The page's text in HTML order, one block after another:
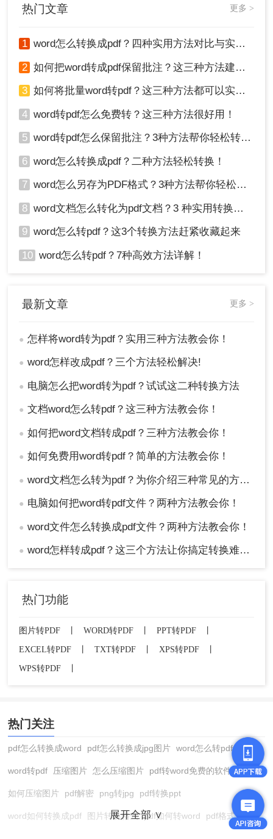
你可以根据自己的需求和实际情况进行权衡。另
信誉良好的软件或网站进行Word转PDF操作。
大家应该也很容易掌握，希望能帮助到大家，觉得
不错的话也可以推荐给更多人哦。
热门文章 更多 >
1 word怎么转换成pdf？四种实用方法对比与实操指南（附详细表格）！
2 如何把word转成pdf保留批注？这三种方法建议收藏！
3 如何将批量word转pdf？这三种方法都可以实现批量转换
4 word转pdf怎么免费转？这三种方法很好用！
5 word转pdf怎么保留批注？3种方法帮你轻松转换！
6 word怎么转换成pdf？二种方法轻松转换！
7 word怎么另存为PDF格式？3种方法帮你轻松转换!
8 word文档怎么转化为pdf文档？3 种实用转换方法，完美保留原文档格式！
9 word怎么转pdf？这3个转换方法赶紧收藏起来
10 word怎么转pdf？7种高效方法详解！
最新文章 更多 >
● 怎样将word转为pdf？实用三种方法教会你！
● word怎样改成pdf？三个方法轻松解决!
● 电脑怎么把word转为pdf？试试这二种转换方法
● 文档word怎么转pdf？这三种方法教会你！
● 如何把word文档转成pdf？三种方法教会你！
● 如何免费用word转pdf？简单的方法教会你！
● word文档怎么转为pdf？为你介绍三种常见的方法！
● 电脑如何把word转pdf文件？两种方法教会你！
● word文件怎么转换成pdf文件？两种方法教会你！
● word怎样转成pdf？这三个方法让你搞定转换难题！
热门功能
图片转PDF WORD转PDF PPT转PDF
EXCEL转PDF
TXT转PDF XPS转PDF
WPS转PDF
热门关注
pdf怎么转换成word pdf怎么转换成jpg图片 word怎么转pdf
word转pdf 压缩图片 怎么压缩图片 pdf转word免费的软件
如何压缩图片 pdf解密 png转jpg pdf转换ppt
word如何转换成pdf 图片转换格式 pdf如何转word pdf格式转换
展开全部 ∨